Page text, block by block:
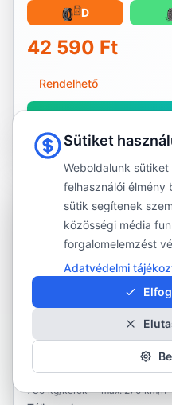
D
42 590 Ft
Rendelhető
KÜLSŐ RAKTÁR
WINTERCRAFT WP52+
245/40R18 97W
730 kg/kerék · max. 270 km/h
Sütiket
Weboldalunk
felhasználói élmény
sütik segítenek
közösségi média
forgalomelemzést
Adatvédelmi